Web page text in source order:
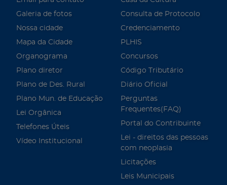
Galeria de fotos
Nossa cidade
Mapa da Cidade
Organograma
Plano diretor
Plano de Des. Rural
Plano Mun. de Educação
Lei Orgânica
Telefones Úteis
Vídeo Institucional
Consulta de Protocolo
Credenciamento
PLHIS
Concursos
Código Tributário
Diário Oficial
Perguntas
Frequentes(FAQ)
Portal do Contribuinte
Lei - direitos das pessoas
com neoplasia
Licitações
Leis Municipais